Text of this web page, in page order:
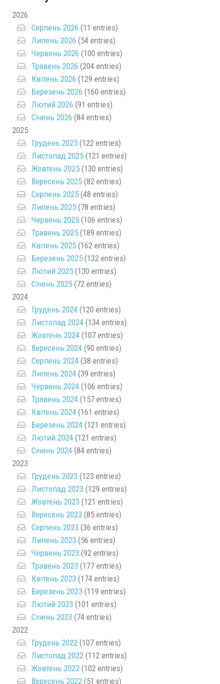
2026
Серпень 2026 (11 entries)
Липень 2026 (54 entries)
Червень 2026 (100 entries)
Травень 2026 (204 entries)
Квітень 2026 (129 entries)
Березень 2026 (160 entries)
Лютий 2026 (91 entries)
Січень 2026 (84 entries)
2025
Грудень 2025 (122 entries)
Листопад 2025 (121 entries)
Жовтень 2025 (130 entries)
Вересень 2025 (82 entries)
Серпень 2025 (48 entries)
Липень 2025 (78 entries)
Червень 2025 (106 entries)
Травень 2025 (189 entries)
Квітень 2025 (162 entries)
Березень 2025 (132 entries)
Лютий 2025 (130 entries)
Січень 2025 (72 entries)
2024
Грудень 2024 (120 entries)
Листопад 2024 (134 entries)
Жовтень 2024 (107 entries)
Вересень 2024 (90 entries)
Серпень 2024 (38 entries)
Липень 2024 (39 entries)
Червень 2024 (106 entries)
Травень 2024 (157 entries)
Квітень 2024 (161 entries)
Березень 2024 (121 entries)
Лютий 2024 (121 entries)
Січень 2024 (84 entries)
2023
Грудень 2023 (123 entries)
Листопад 2023 (129 entries)
Жовтень 2023 (121 entries)
Вересень 2023 (85 entries)
Серпень 2023 (36 entries)
Липень 2023 (56 entries)
Червень 2023 (92 entries)
Травень 2023 (177 entries)
Квітень 2023 (174 entries)
Березень 2023 (119 entries)
Лютий 2023 (101 entries)
Січень 2023 (74 entries)
2022
Грудень 2022 (107 entries)
Листопад 2022 (112 entries)
Жовтень 2022 (102 entries)
Вересень 2022 (51 entries)